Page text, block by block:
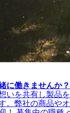
に働きませんか？
いを共有し製品
。弊社の商品や